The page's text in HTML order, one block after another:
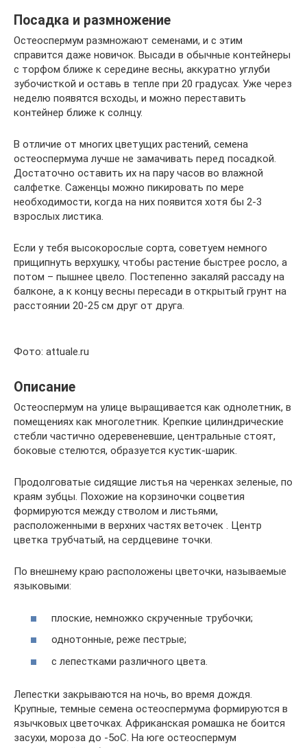
Посадка и размножение
Остеоспермум размножают семенами, и с этим
справится даже новичок. Высади в обычные контейнеры
с торфом ближе к середине весны, аккуратно углуби
зубочисткой и оставь в тепле при 20 градусах. Уже через
неделю появятся всходы, и можно переставить
контейнер ближе к солнцу.
В отличие от многих цветущих растений, семена
остеоспермума лучше не замачивать перед посадкой.
Достаточно оставить их на пару часов во влажной
салфетке. Саженцы можно пикировать по мере
необходимости, когда на них появится хотя бы 2-3
взрослых листика.
Если у тебя высокорослые сорта, советуем немного
прищипнуть верхушку, чтобы растение быстрее росло, а
потом – пышнее цвело. Постепенно закаляй рассаду на
балконе, а к концу весны пересади в открытый грунт на
расстоянии 20-25 см друг от друга.
Фото: attuale.ru
Описание
Остеоспермум на улице выращивается как однолетник, в
помещениях как многолетник. Крепкие цилиндрические
стебли частично одеревеневшие, центральные стоят,
боковые стелются, образуется кустик-шарик.
Продолговатые сидящие листья на черенках зеленые, по
краям зубцы. Похожие на корзиночки соцветия
формируются между стволом и листьями,
расположенными в верхних частях веточек . Центр
цветка трубчатый, на сердцевине точки.
По внешнему краю расположены цветочки, называемые
языковыми:
плоские, немножко скрученные трубочки;
однотонные, реже пестрые;
с лепестками различного цвета.
Лепестки закрываются на ночь, во время дождя.
Крупные, темные семена остеоспермума формируются в
язычковых цветочках. Африканская ромашка не боится
засухи, мороза до -5оС. На юге остеоспермум